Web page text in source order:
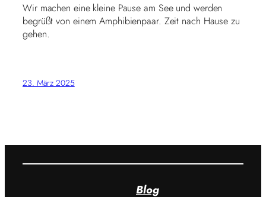
Wir machen eine kleine Pause am See und werden
begrüßt von einem Amphibienpaar. Zeit nach Hause zu
gehen.
23. März 2025
Blog